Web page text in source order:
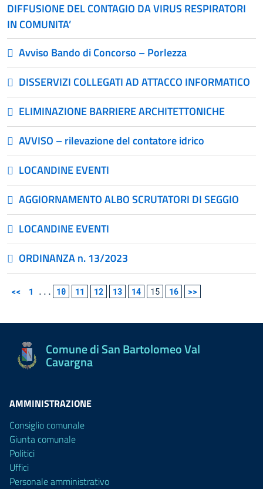
DIFFUSIONE DEL CONTAGIO DA VIRUS RESPIRATORI
IN COMUNITA’
Avviso Bando di Concorso – Porlezza
DISSERVIZI COLLEGATI AD ATTACCO INFORMATICO
ELIMINAZIONE BARRIERE ARCHITETTONICHE
AVVISO – rilevazione del contatore idrico
LOCANDINE EVENTI
AGGIORNAMENTO ALBO SCRUTATORI DI SEGGIO
LOCANDINE EVENTI
ORDINANZA n. 13/2023
<< 1 ... 10 11 12 13 14 15 16 >>
Comune di San Bartolomeo Val
Cavargna
AMMINISTRAZIONE
Consiglio comunale
Giunta comunale
Politici
Uffici
Personale amministrativo